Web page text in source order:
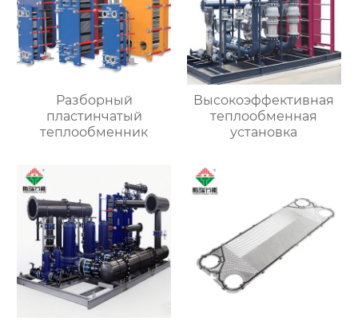
Разборный
пластинчатый
теплообменник
Высокоэффективная
теплообменная
установка